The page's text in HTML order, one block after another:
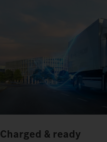
Charged & ready